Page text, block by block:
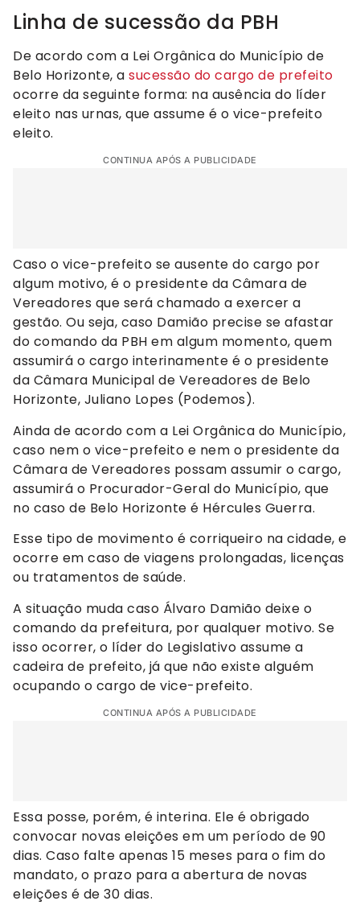
Linha de sucessão da PBH
De acordo com a Lei Orgânica do Município de
Belo Horizonte, a sucessão do cargo de prefeito
ocorre da seguinte forma: na ausência do líder
eleito nas urnas, que assume é o vice-prefeito
eleito.
CONTINUA APÓS A PUBLICIDADE
Caso o vice-prefeito se ausente do cargo por
algum motivo, é o presidente da Câmara de
Vereadores que será chamado a exercer a
gestão. Ou seja, caso Damião precise se afastar
do comando da PBH em algum momento, quem
assumirá o cargo interinamente é o presidente
da Câmara Municipal de Vereadores de Belo
Horizonte, Juliano Lopes (Podemos).
Ainda de acordo com a Lei Orgânica do Município,
caso nem o vice-prefeito e nem o presidente da
Câmara de Vereadores possam assumir o cargo,
assumirá o Procurador-Geral do Município, que
no caso de Belo Horizonte é Hércules Guerra.
Esse tipo de movimento é corriqueiro na cidade, e
ocorre em caso de viagens prolongadas, licenças
ou tratamentos de saúde.
A situação muda caso Álvaro Damião deixe o
comando da prefeitura, por qualquer motivo. Se
isso ocorrer, o líder do Legislativo assume a
cadeira de prefeito, já que não existe alguém
ocupando o cargo de vice-prefeito.
CONTINUA APÓS A PUBLICIDADE
Essa posse, porém, é interina. Ele é obrigado
convocar novas eleições em um período de 90
dias. Caso falte apenas 15 meses para o fim do
mandato, o prazo para a abertura de novas
eleições é de 30 dias.